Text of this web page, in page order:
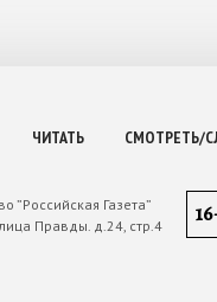
ЧИТАТЬ СМОТРЕТЬ/
”Российская Газета”
Правды. д.24, стр.4